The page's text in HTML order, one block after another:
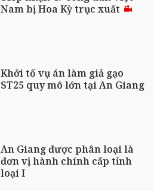
Nam bị Hoa Kỳ trục xuất
Khởi tố vụ án làm giả gạo
ST25 quy mô lớn tại An Giang
An Giang được phân loại là
đơn vị hành chính cấp tỉnh
loại I